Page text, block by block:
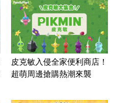
皮克敏入侵全家便利商店！
超萌周邊搶購熱潮來襲